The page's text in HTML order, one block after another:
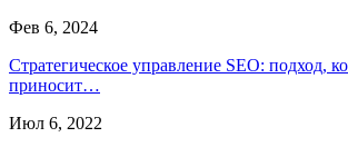
Фев 6, 2024
Стратегическое управление SEO: подход,
приносит…
Июл 6, 2022